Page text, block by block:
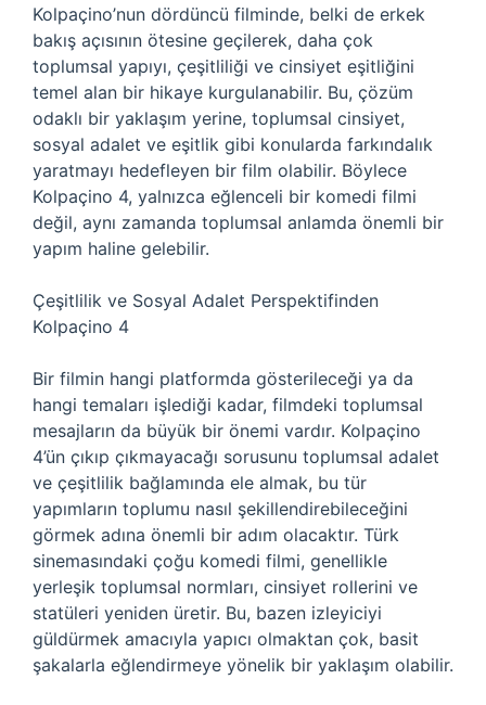
Kolpaçino’nun dördüncü filminde, belki de erkek
bakış açısının ötesine geçilerek, daha çok
toplumsal yapıyı, çeşitliliği ve cinsiyet eşitliğini
temel alan bir hikaye kurgulanabilir. Bu, çözüm
odaklı bir yaklaşım yerine, toplumsal cinsiyet,
sosyal adalet ve eşitlik gibi konularda farkındalık
yaratmayı hedefleyen bir film olabilir. Böylece
Kolpaçino 4, yalnızca eğlenceli bir komedi filmi
değil, aynı zamanda toplumsal anlamda önemli bir
yapım haline gelebilir.
Çeşitlilik ve Sosyal Adalet Perspektifinden
Kolpaçino 4
Bir filmin hangi platformda gösterileceği ya da
hangi temaları işlediği kadar, filmdeki toplumsal
mesajların da büyük bir önemi vardır. Kolpaçino
4’ün çıkıp çıkmayacağı sorusunu toplumsal adalet
ve çeşitlilik bağlamında ele almak, bu tür
yapımların toplumu nasıl şekillendirebileceğini
görmek adına önemli bir adım olacaktır. Türk
sinemasındaki çoğu komedi filmi, genellikle
yerleşik toplumsal normları, cinsiyet rollerini ve
statüleri yeniden üretir. Bu, bazen izleyiciyi
güldürmek amacıyla yapıcı olmaktan çok, basit
şakalarla eğlendirmeye yönelik bir yaklaşım olabilir.